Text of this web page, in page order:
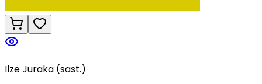
Ilze Juraka (sast.)